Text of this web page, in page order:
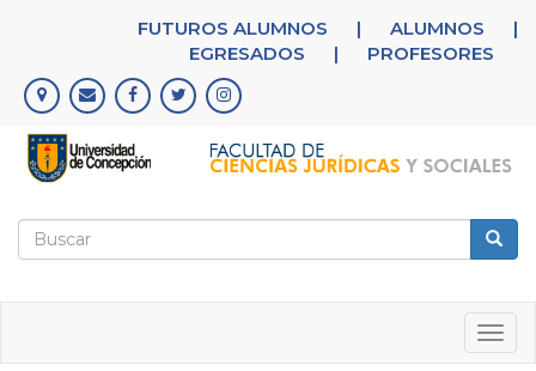
principal
FUTUROS ALUMNOS | ALUMNOS
|
EGRESADOS
| PROFESORES
Formulario